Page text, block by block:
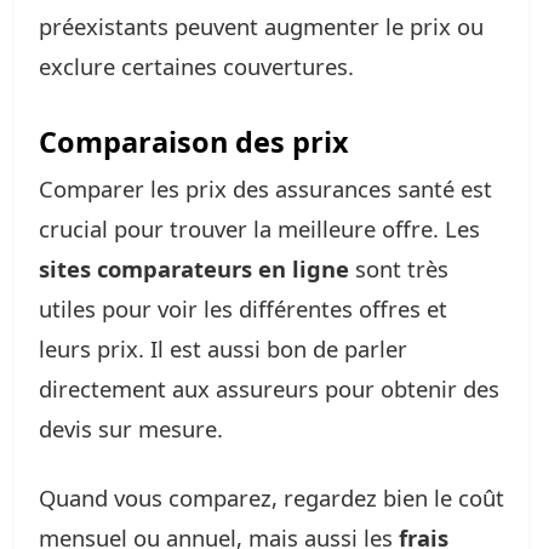
préexistants peuvent augmenter le prix ou
exclure certaines couvertures.
Comparaison des prix
Comparer les prix des assurances santé est
crucial pour trouver la meilleure offre. Les
sites comparateurs en ligne sont très
utiles pour voir les différentes offres et
leurs prix. Il est aussi bon de parler
directement aux assureurs pour obtenir des
devis sur mesure.
Quand vous comparez, regardez bien le coût
mensuel ou annuel, mais aussi les frais